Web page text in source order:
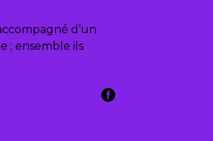
d’un
; ensemble ils